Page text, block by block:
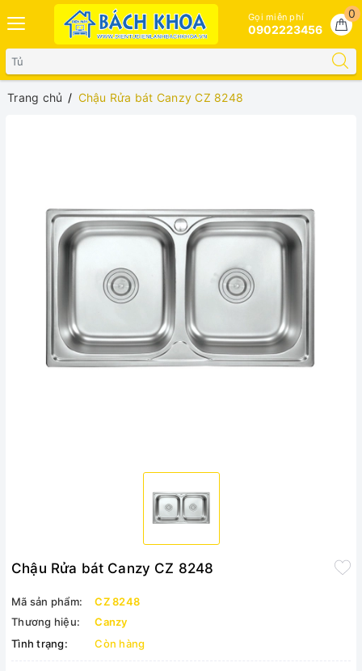
0
Gọi miễn phí
0902223456
Trang chủ Chậu Rửa bát Canzy CZ 8248
Chậu Rửa bát Canzy CZ 8248
Mã sản phẩm:
CZ 8248
Thương hiệu:
Canzy
Tình trạng:
Còn hàng